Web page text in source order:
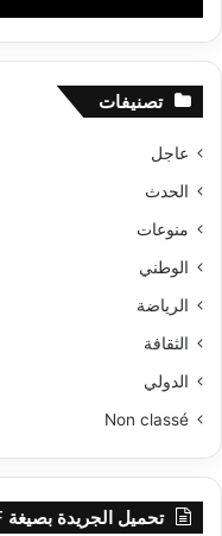
تصنيفات
عاجل
الحدث
منوعات
الوطني
الرياضة
الثقافة
الدولي
Non classé
تحميل الجريدة بصيغة PDF